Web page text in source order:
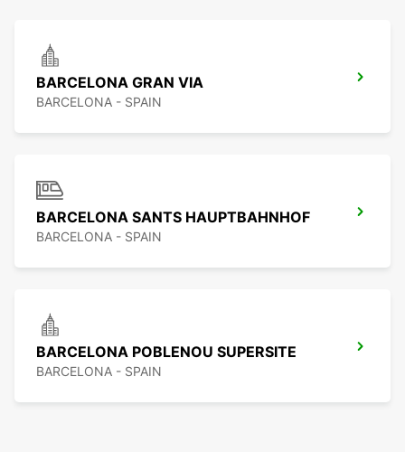
BARCELONA GRAN VIA
BARCELONA - SPAIN
BARCELONA SANTS HAUPTBAHNHOF
BARCELONA - SPAIN
BARCELONA POBLENOU SUPERSITE
BARCELONA - SPAIN